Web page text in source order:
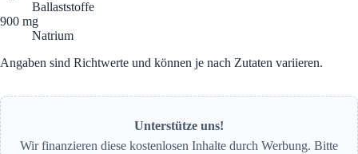
Ballaststoffe
900 mg
Natrium
Angaben sind Richtwerte und können je nach Zutaten variieren.
Unterstütze uns!
Wir finanzieren diese kostenlosen Inhalte durch Werbung. Bitte